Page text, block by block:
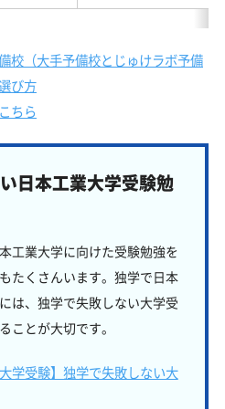
校（大手予備校とじゅけラボ予備
び方
ちら
日本工業大学受験勉
工業大学に向けた受験勉強を
たくさんいます。独学で日本
は、独学で失敗しない大学受
ことが大切です。
学受験】独学で失敗しない大